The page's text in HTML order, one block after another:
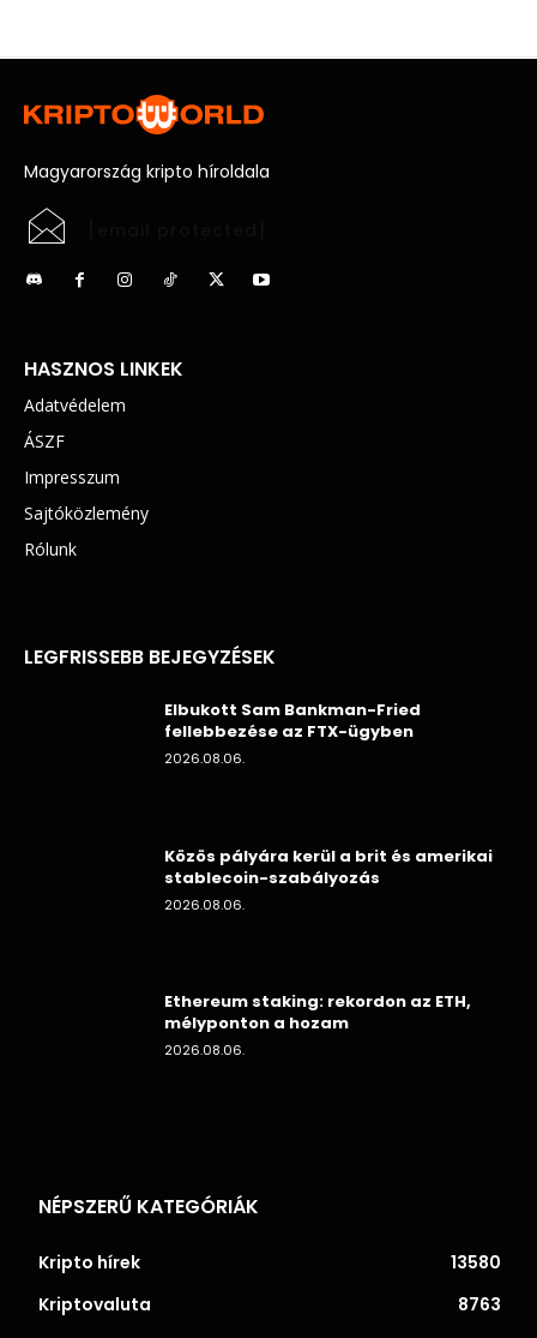
Magyarország kripto híroldala
HASZNOS LINKEK
Adatvédelem
ÁSZF
Impresszum
Sajtóközlemény
Rólunk
LEGFRISSEBB BEJEGYZÉSEK
Elbukott Sam Bankman-Fried
fellebbezése az FTX-ügyben
2026.08.06.
Közös pályára kerül a brit és amerikai
stablecoin-szabályozás
2026.08.06.
Ethereum staking: rekordon az ETH,
mélyponton a hozam
2026.08.06.
NÉPSZERŰ KATEGÓRIÁK
Kripto hírek
13580
Kriptovaluta
8763